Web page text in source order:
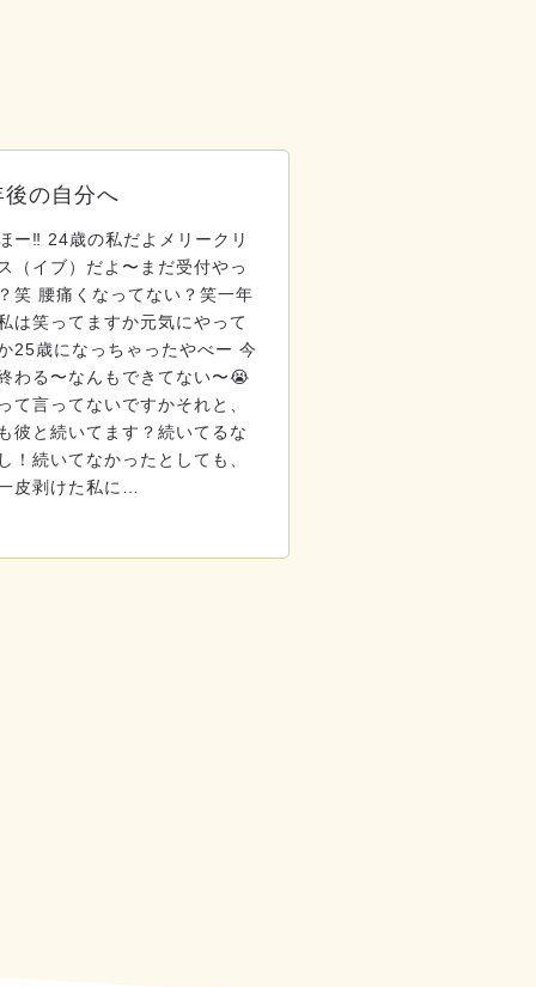
後の自分へ
ー‼️ 24歳の私だよメリークリ
（イブ）だよ〜まだ受付やっ
笑 腰痛くなってない？笑一年
は笑ってますか元気にやって
25歳になっちゃったやべー 今
わる〜なんもできてない〜😭
て言ってないですかそれと、
彼と続いてます？続いてるな
！続いてなかったとしても、
皮剥けた私に…